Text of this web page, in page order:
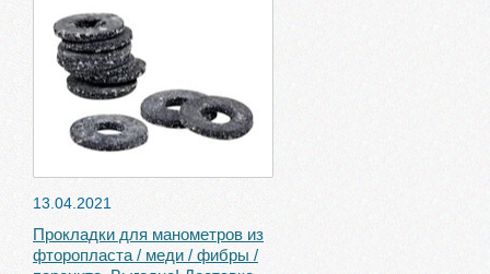
13.04.2021
Прокладки для манометров из
фторопласта / меди / фибры /